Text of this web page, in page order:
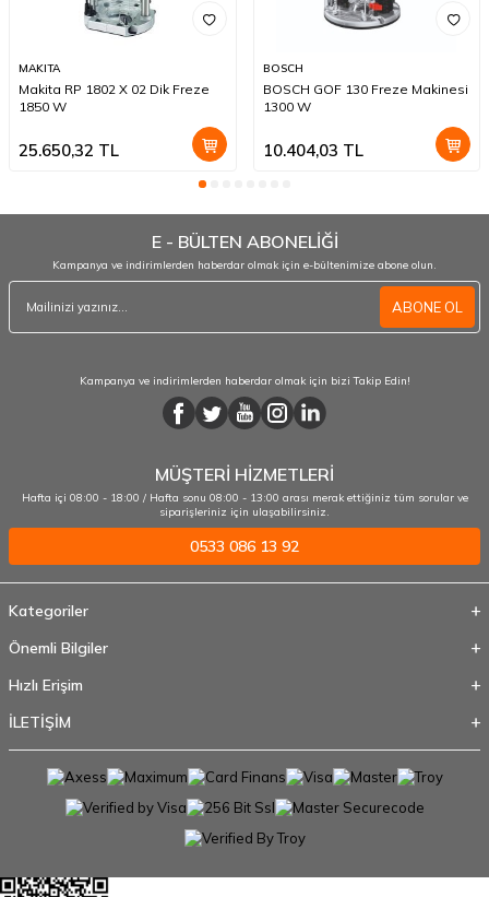
MAKITA
Makita RP 1802 X 02 Dik Freze
1850 W
25.650,32 TL
BOSCH
BOSCH GOF 130 Freze Makinesi
1300 W
10.404,03 TL
E - BÜLTEN ABONELİĞİ
Kampanya ve indirimlerden haberdar olmak için e-bültenimize abone olun.
ABONE OL
Kampanya ve indirimlerden haberdar olmak için bizi Takip Edin!
MÜŞTERİ HİZMETLERİ
Hafta içi 08:00 - 18:00 / Hafta sonu 08:00 - 13:00 arası merak ettiğiniz tüm sorular ve
siparişleriniz için ulaşabilirsiniz.
0533 086 13 92
Kategoriler
Önemli Bilgiler
Hızlı Erişim
İLETİŞİM